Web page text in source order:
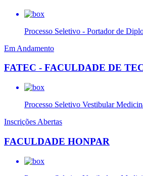
Processo Seletivo - Portador de
Em Andamento
FATEC - FACULDADE DE
Processo Seletivo Vestibular
Inscrições Abertas
FACULDADE HONPAR